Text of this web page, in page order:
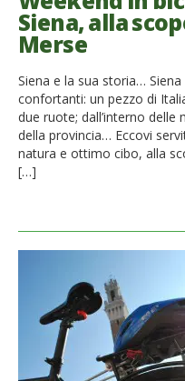
French
Siena, alla
Merse
Siena e la sua storia…
confortanti: un pezzo di
due ruote; dall’interno
della provincia… Eccovi
natura e ottimo cibo, alla
[…]